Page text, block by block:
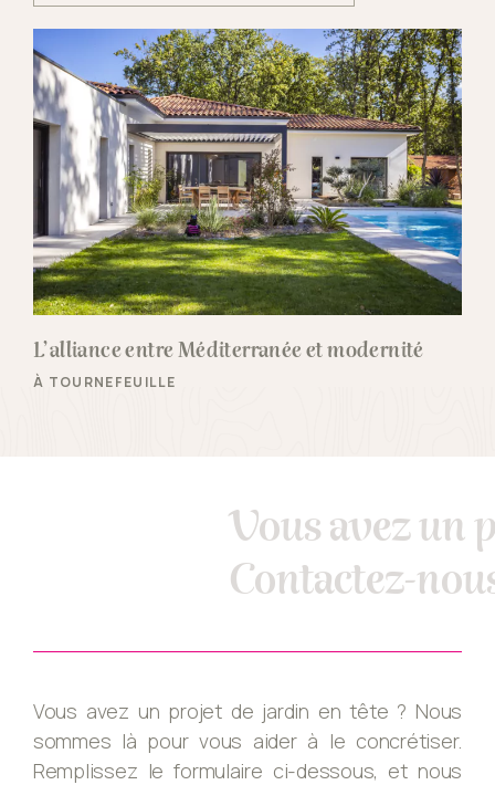
L’alliance entre Méditerranée et modernité
À TOURNEFEUILLE
Vous avez un
Contactez-
Vous avez un projet de jardin en tête ? Nous
sommes là pour vous aider à le concrétiser.
Remplissez le formulaire ci-dessous, et nous